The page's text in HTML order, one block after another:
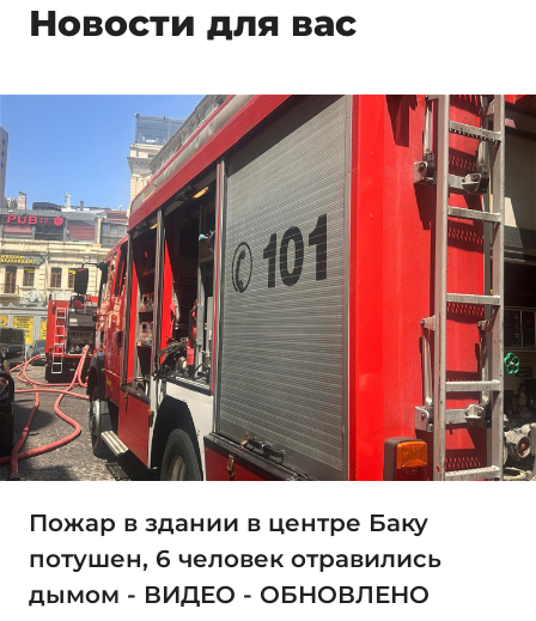
Новости для вас
Пожар в здании в центре Баку
потушен, 6 человек отравились
дымом - ВИДЕО - ОБНОВЛЕНО